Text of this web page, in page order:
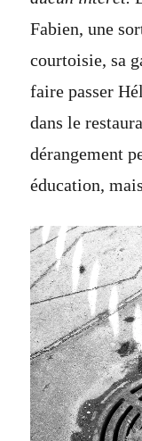
Fabien, une
courtoisie, sa
faire passer
dans le
dérangement
éducation,